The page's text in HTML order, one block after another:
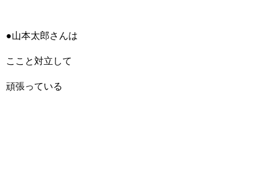
●山本太郎さんは
ここと対立して
頑張っている